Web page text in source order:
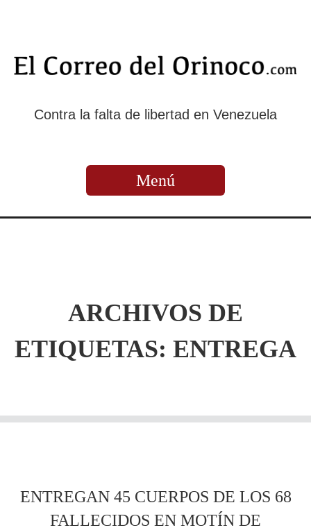
Contra la falta de libertad en Venezuela
Menú
ARCHIVOS DE
ETIQUETAS: ENTREGA
ENTREGAN 45 CUERPOS DE LOS 68
FALLECIDOS EN MOTÍN DE